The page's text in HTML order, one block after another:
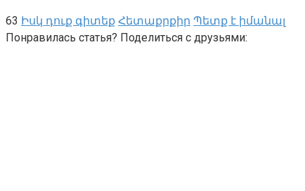
63 Իսկ դուք գիտեք Հետաքրքիր Պետք է իմանալ
Понравилась статья? Поделиться с друзьями: